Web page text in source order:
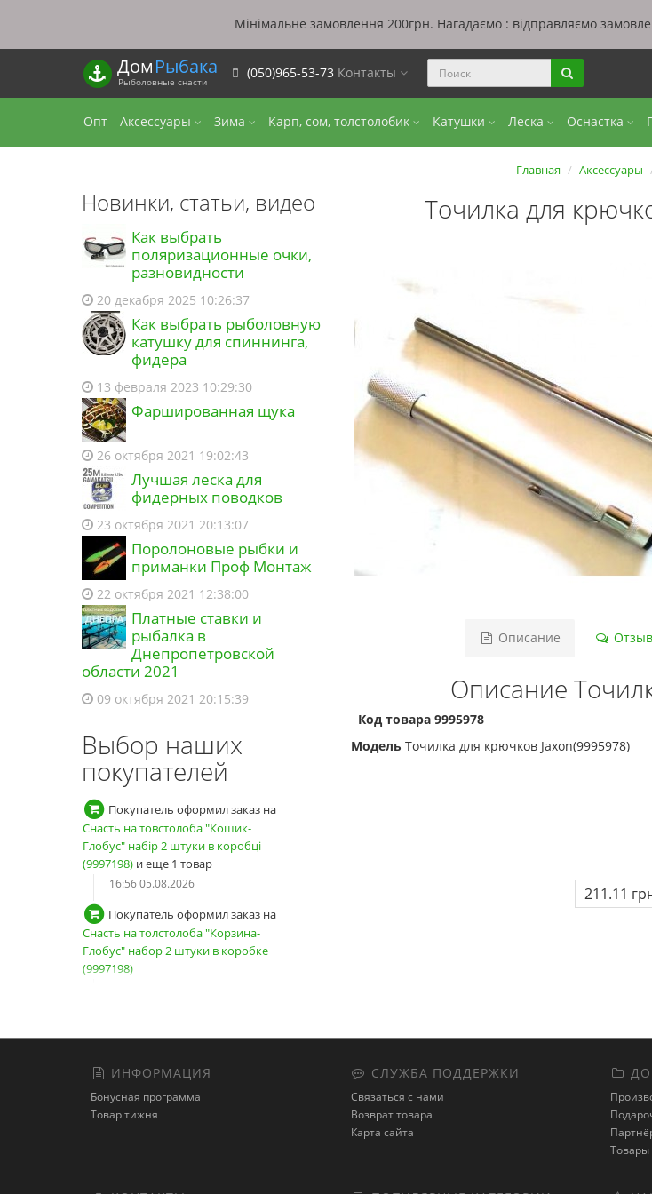
Мінімальне замовлення 200грн. Нагадаємо : відправляємо
ДомРыбака
Рыболовные снасти
(050)965-53-73 Контакты
Опт Аксессуары Зима Карп, сом, толстолобик Катушки Леска Оснастка
Новинки, статьи, видео
Как выбрать
поляризационные очки,
разновидности
20 декабря 2025 10:26:37
Как выбрать рыболовную
катушку для спиннинга,
фидера
13 февраля 2023 10:29:30
Фаршированная щука
26 октября 2021 19:02:43
Лучшая леска для
фидерных поводков
23 октября 2021 20:13:07
Поролоновые рыбки и
приманки Проф Монтаж
22 октября 2021 12:38:00
Платные ставки и
рыбалка в
Днепропетровской
области 2021
09 октября 2021 20:15:39
Выбор наших
покупателей
Покупатель оформил заказ на
Снасть на товстолоба "Кошик-
Глобус" набір 2 штуки в коробці
(9997198) и еще 1 товар
16:56 05.08.2026
Покупатель оформил заказ на
Снасть на толстолоба "Корзина-
Глобус" набор 2 штуки в коробке
(9997198)
Жерлица разборная ПФ (9995382)
зарегистрировал новый аккаунт
Главная Аксессуары
Точилка для
Описание
Описание
Код товара 9995978
Модель Точилка для крючков Jaxon(9995978)
211.11
ИНФОРМАЦИЯ
Бонусная программа
Товар тижня
СЛУЖБА ПОДДЕРЖКИ
Связаться с нами
Возврат товара
Карта сайта
Товары